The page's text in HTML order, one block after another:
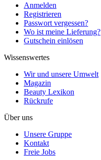
Anmelden
Registrieren
Passwort vergessen?
Wo ist meine Lieferung?
Gutschein einlösen
Wissenswertes
Wir und unsere Umwelt
Magazin
Beauty Lexikon
Rückrufe
Über uns
Unsere Gruppe
Kontakt
Freie Jobs